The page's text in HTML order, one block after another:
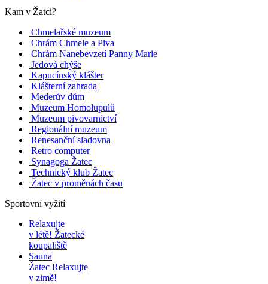
Kam v Žatci?
Chmelařské muzeum
Chrám Chmele a Piva
Chrám Nanebevzetí Panny Marie
Jedová chýše
Kapucínský klášter
Klášterní zahrada
Mederův dům
Muzeum Homolupulů
Muzeum pivovarnictví
Regionální muzeum
Renesanční sladovna
Retro computer
Synagoga Žatec
Technický klub Žatec
Žatec v proměnách času
Sportovní vyžití
Relaxujte
v létě! Žatecké
koupaliště
Sauna
Žatec Relaxujte
v zimě!